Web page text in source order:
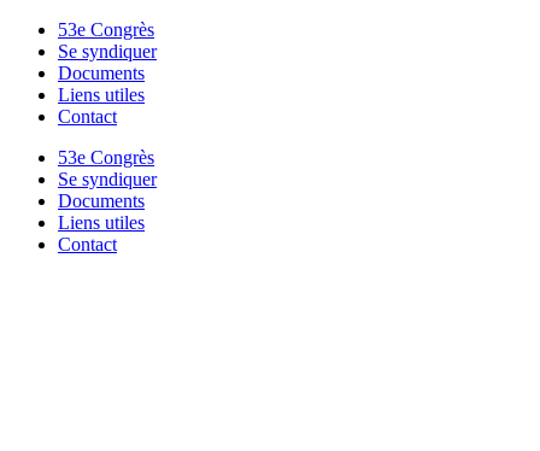
53e Congrès
Se syndiquer
Documents
Liens utiles
Contact
53e Congrès
Se syndiquer
Documents
Liens utiles
Contact